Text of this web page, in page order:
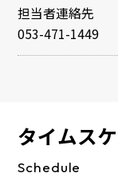
担当者連絡先
053-471-1449
タイムス
Schedule